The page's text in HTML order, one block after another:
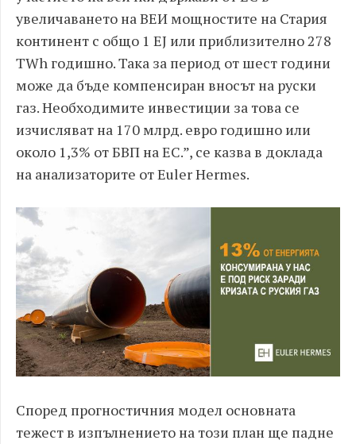
увеличаването на ВЕИ мощностите на Стария
континент с общо 1 EJ или приблизително 278
TWh годишно. Така за период от шест години
може да бъде компенсиран вносът на руски
газ. Необходимите инвестиции за това се
изчисляват на 170 млрд. евро годишно или
около 1,3% от БВП на ЕС.”, се казва в доклада
на анализаторите от Euler Hermes.
Според прогностичния модел основната
тежест в изпълнението на този план ще падне